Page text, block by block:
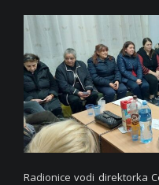
Radionice vodi direktorka